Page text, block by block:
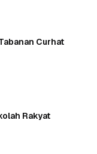
Curhat
Rakyat